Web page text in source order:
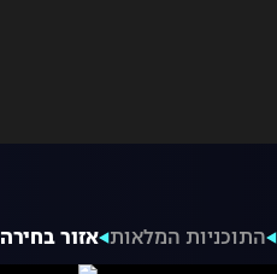
התוכניות המלאות אזור בחירה 22.06.23 - הקרב על הרכבת